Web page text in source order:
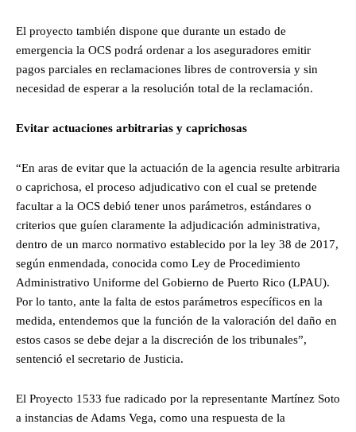
El proyecto también dispone que durante un estado de
emergencia la OCS podrá ordenar a los aseguradores emitir
pagos parciales en reclamaciones libres de controversia y sin
necesidad de esperar a la resolución total de la reclamación.
Evitar actuaciones arbitrarias y caprichosas
“En aras de evitar que la actuación de la agencia resulte arbitraria
o caprichosa, el proceso adjudicativo con el cual se pretende
facultar a la OCS debió tener unos parámetros, estándares o
criterios que guíen claramente la adjudicación administrativa,
dentro de un marco normativo establecido por la ley 38 de 2017,
según enmendada, conocida como Ley de Procedimiento
Administrativo Uniforme del Gobierno de Puerto Rico (LPAU).
Por lo tanto, ante la falta de estos parámetros específicos en la
medida, entendemos que la función de la valoración del daño en
estos casos se debe dejar a la discreción de los tribunales”,
sentenció el secretario de Justicia.
El Proyecto 1533 fue radicado por la representante Martínez Soto
a instancias de Adams Vega, como una respuesta de la